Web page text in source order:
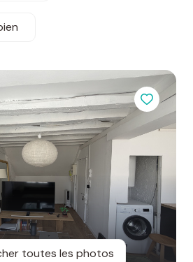
toutes les photos